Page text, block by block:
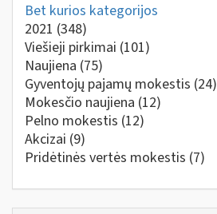
Bet kurios kategorijos
2021 (348)
Viešieji pirkimai (101)
Naujiena (75)
Gyventojų pajamų mokestis (24)
Mokesčio naujiena (12)
Pelno mokestis (12)
Akcizai (9)
Pridėtinės vertės mokestis (7)